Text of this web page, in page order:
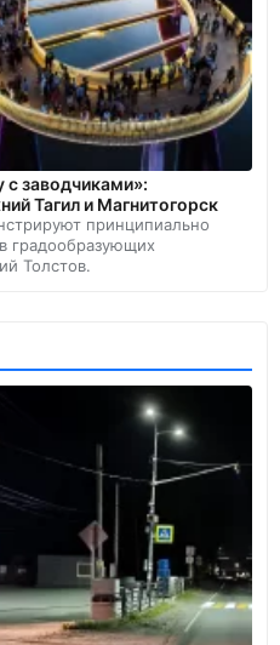
с заводчиками»:
Тагил и Магнитогорск
принципиально
градообразующих
Толстов.